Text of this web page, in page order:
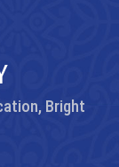
Bright